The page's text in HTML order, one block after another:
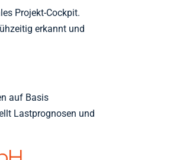
Projekt-Cockpit.
erkannt und
auf Basis
Lastprognosen und